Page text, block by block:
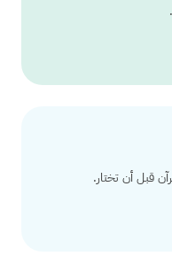
قبل أن تختار.